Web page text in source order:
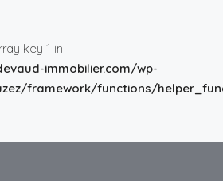
key 1 in
immobilier.com/wp-
framework/functions/